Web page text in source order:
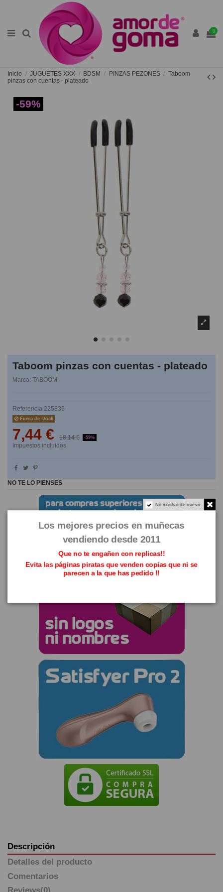
0
Inicio JUGUETES XXX BDSM PINZAS PEZONES
Taboom
pinzas con cuentas - plateado
-59%
Taboom pinzas con cuentas - plateado
Marca: TABOOM
Referencia 225335
Fuera de stock
7,44 € 18,14 € -59%
Impuestos incluidos
NO TE LO PIENSES
Descripción
Detalles del producto
Comentarios
No mostrar de nuevo.
Los mejores precios en muñecas
vendiendo desde 2011
Que no te engañen con replicas!!
Evita las páginas piratas que venden copias que ni se
parecen a la que has pedido !!